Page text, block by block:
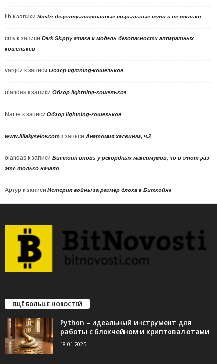
llb к записи Nostr: децентрализованные социальные сети и не только
cmv к записи Dark Skippy атака и модель безопасности аппаратных
кошельков
vargoz к записи Обзор lightning-кошельков
olandas к записи Обзор lightning-кошельков
Name к записи Обзор lightning-кошельков
www.illiakyselov.com к записи Анатомия халвинга, ч.2
olandas к записи Биткойн вновь у рекордных максимумов, но в этот раз
это только начало
Артур к записи История войны за размер блока в Биткойне
ЕЩЁ БОЛЬШЕ НОВОСТЕЙ
Python – идеальный инструмент для
работы с блокчейном и криптовалютами
18.01.2025